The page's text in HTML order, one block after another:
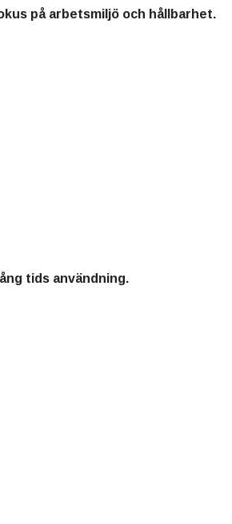
på arbetsmiljö och hållbarhet.
tids användning.